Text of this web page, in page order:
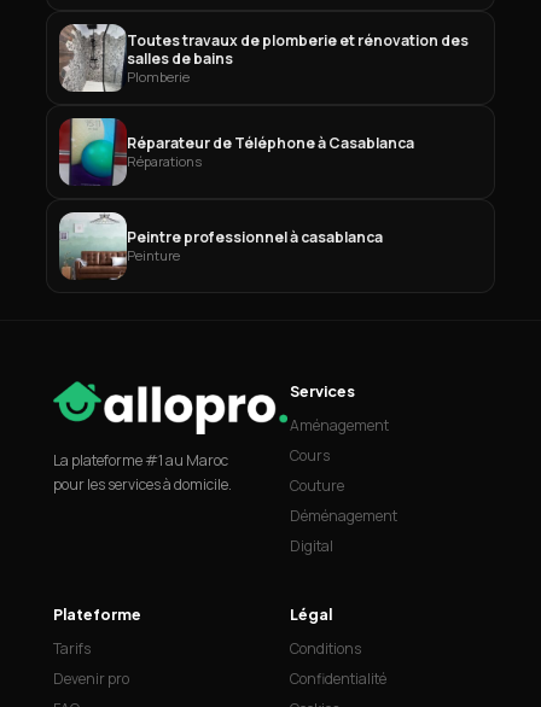
Toutes travaux de plomberie et rénovation des
salles de bains
Plomberie
Réparateur de Téléphone à Casablanca
Réparations
Peintre professionnel à casablanca
Peinture
La plateforme #1 au Maroc
pour les services à domicile.
Services
Aménagement
Cours
Couture
Déménagement
Digital
Plateforme
Tarifs
Devenir pro
Légal
Conditions
Confidentialité